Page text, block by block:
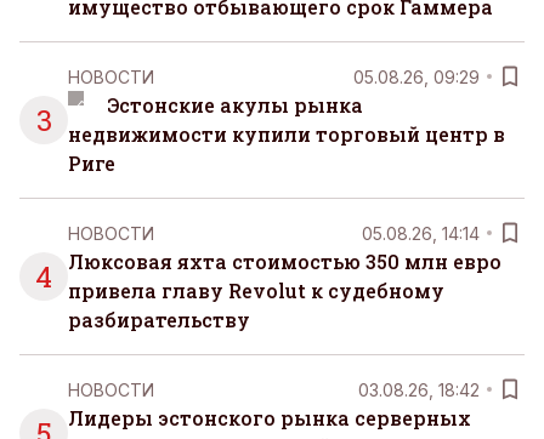
имущество отбывающего срок Гаммера
3
НОВОСТИ 05.08.26, 09:29
Эстонские акулы рынка
недвижимости купили торговый центр в
Риге
4
НОВОСТИ 05.08.26, 14:14
Люксовая яхта стоимостью 350 млн евро
привела главу Revolut к судебному
разбирательству
НОВОСТИ 03.08.26, 18:42
Лидеры эстонского рынка серверных